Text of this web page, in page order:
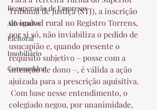
Recuperação de Empresas
Advogados
Eleitoral
Imobiliário
Consumidor
Tribunal de Justiça (STJ), a inscrição
do imóvel rural no Registro Torrens,
por si só, não inviabiliza o pedido de
usucapião e, quando presente o
requisito subjetivo – posse com a
intenção de dono –, é válida a ação
ajuizada para a prescrição aquisitiva.
colegiado negou, por unanimidade,